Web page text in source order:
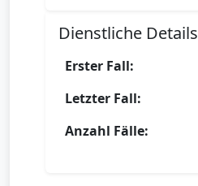
Dienstliche Details
Erster Fall:
Letzter Fall:
Anzahl Fälle: